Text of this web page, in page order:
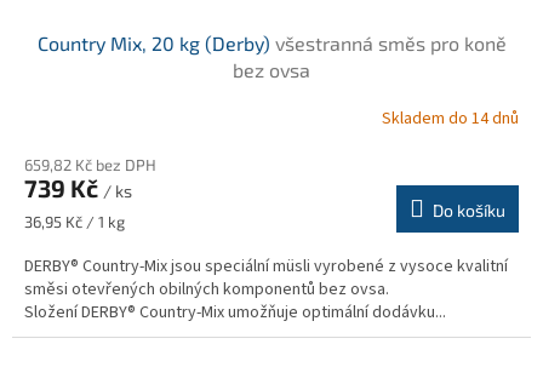
Country Mix, 20 kg (Derby) všestranná směs pro koně
bez ovsa
Skladem do 14 dnů
659,82 Kč bez DPH
739 Kč / ks
Měrná
36,95 Kč / 1 kg
Do košíku
DERBY® Country-Mix jsou speciální müsli vyrobené z vysoce kvalitní
směsi otevřených obilných komponentů bez ovsa.
Složení DERBY® Country-Mix umožňuje optimální dodávku...